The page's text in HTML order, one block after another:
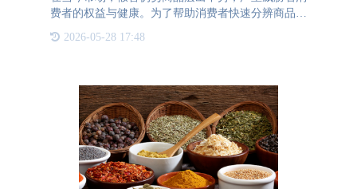
费者的权益与健康。为了帮助消费者快速分辨商品真
防伪查询方式，助力消费者擦亮双眼，守护自己的消
2026-05-28 17:48